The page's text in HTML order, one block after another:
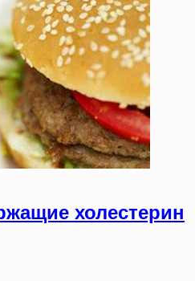
холестерин